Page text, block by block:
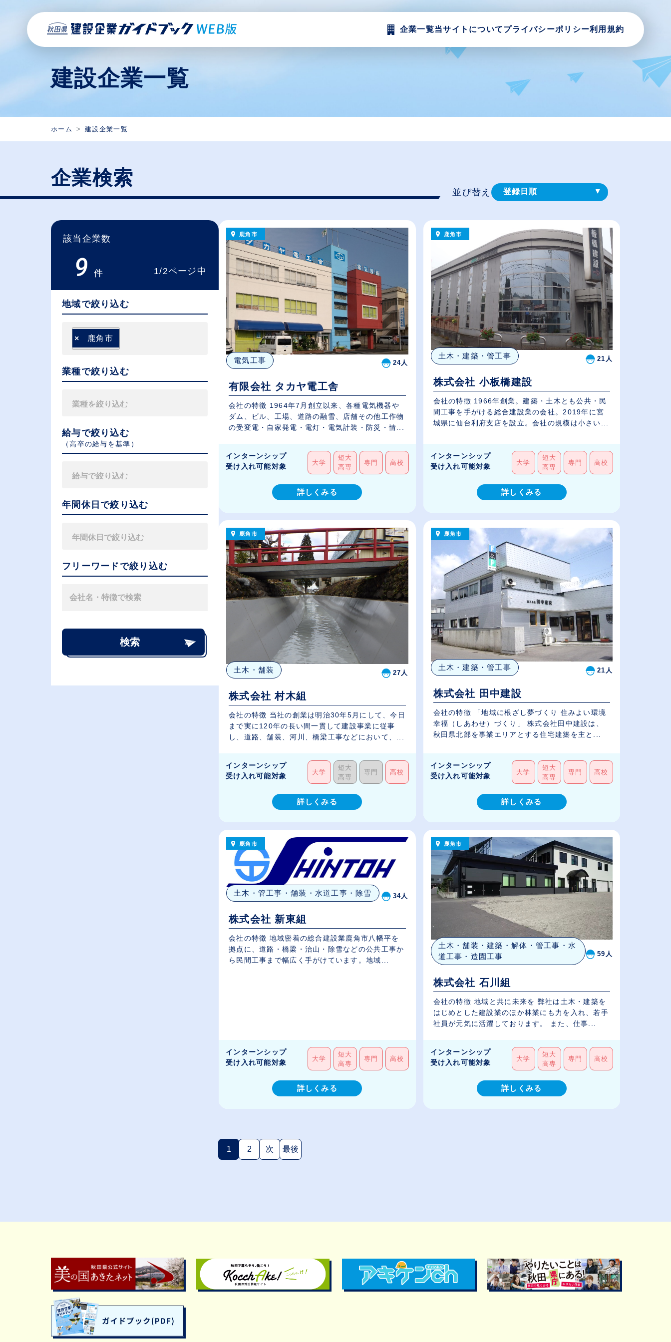
企業一覧当サイトについてプライバシーポリシー利用規約
建設企業一覧
ホーム 建設企業一覧
企業検索
該当企業数
9 件 1/2ページ中
地域で絞り込む
× 鹿角市
業種で絞り込む
給与で絞り込む
（⾼卒の給与を基準）
年間休日で絞り込む
フリーワードで絞り込む
検索
並び替え 登録⽇順
（⾼卒の給与を基準）
従業員が多い順
休日数が多い順
鹿角市
電気工事 24人
有限会社 タカヤ電工舎
会社の特徴 1964年7月創立以来、各種電気機器や
ダム、ビル、工場、道路の融雪、店舗その他工作物
の受変電・自家発電・電灯・電気計装・防災・情...
インターンシップ
受け入れ可能対象
大学
短大
高専
専門 高校
詳しくみる
鹿角市
土木・建築・管工事 21人
株式会社 小板橋建設
会社の特徴 1966年創業。建築・土木とも公共・民
間工事を手がける総合建設業の会社。2019年に宮
城県に仙台利府支店を設立。会社の規模は小さい...
インターンシップ
受け入れ可能対象
大学
短大
高専
専門 高校
詳しくみる
鹿角市
土木・舗装 27人
株式会社 村木組
会社の特徴 当社の創業は明治30年5月にして、今日
まで実に120年の長い間一貫して建設事業に従事
し、道路、舗装、河川、橋梁工事などにおいて、...
インターンシップ
受け入れ可能対象
大学
短大
高専
専門 高校
詳しくみる
鹿角市
土木・建築・管工事 21人
株式会社 田中建設
会社の特徴 「地域に根ざし夢づくり 住みよい環境
幸福（しあわせ）づくり」 株式会社田中建設は、
秋田県北部を事業エリアとする住宅建築を主と...
インターンシップ
受け入れ可能対象
大学
短大
高専
専門 高校
詳しくみる
鹿角市
土木・管工事・舗装・水道工事・除雪 34人
株式会社 新東組
会社の特徴 地域密着の総合建設業鹿角市八幡平を
拠点に、道路・橋梁・治山・除雪などの公共工事か
ら民間工事まで幅広く手がけています。地域...
インターンシップ
受け入れ可能対象
大学
短大
高専
専門 高校
詳しくみる
鹿角市
土木・舗装・建築・解体・管工事・水
道工事・造園工事
59人
株式会社 石川組
会社の特徴 地域と共に未来を 弊社は土木・建築を
はじめとした建設業のほか林業にも力を入れ、若手
社員が元気に活躍しております。 また、仕事...
インターンシップ
受け入れ可能対象
大学
短大
高専
専門 高校
詳しくみる
1(現在のページ)
2 次 最後